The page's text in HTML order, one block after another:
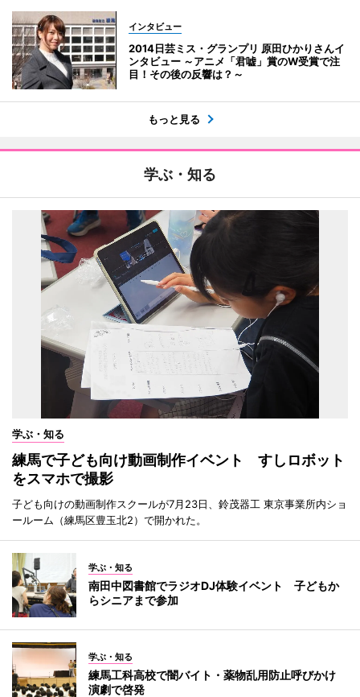
インタビュー
2014日芸ミス・グランプリ 原田ひかりさんイ
ンタビュー ～アニメ「君嘘」賞のW受賞で注
目！その後の反響は？～
もっと見る
学ぶ・知る
学ぶ・知る
練馬で子ども向け動画制作イベント すしロボット
をスマホで撮影
子ども向けの動画制作スクールが7月23日、鈴茂器工 東京事業所内ショ
ールーム（練馬区豊玉北2）で開かれた。
学ぶ・知る
南田中図書館でラジオDJ体験イベント 子どもか
らシニアまで参加
学ぶ・知る
練馬工科高校で闇バイト・薬物乱用防止呼びかけ
演劇で啓発